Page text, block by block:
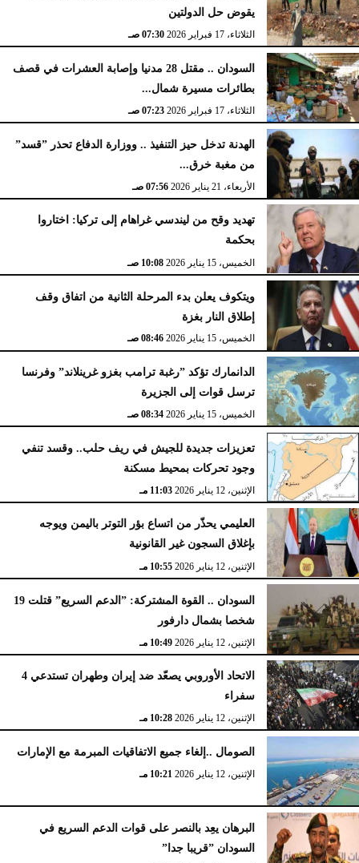
يقوض حل الدولتين
الثلاثاء، 17 فبراير 2026 07:30 صـ
السودان .. مقتل 28 مدنيا وإصابة العشرات في قصف
بطائرات مسيرة شمال...
الثلاثاء، 17 فبراير 2026 07:23 صـ
الهدنة تدخل حيز التنفيذ .. ووزارة الدفاع تحذر ”قسد”
من مغبة خرق...
الأربعاء، 21 يناير 2026 07:56 صـ
تهديد وقح من ليندسي غراهام إلى تركيا: اختاروا
بحكمة
الخميس، 15 يناير 2026 10:08 صـ
ويتكوف يعلن بدء المرحلة الثانية من اتفاق وقف
إطلاق النار بغزة
الخميس، 15 يناير 2026 08:46 صـ
الدانمارك تؤكد ”رغبة ترامب بغزو غرينلاند” وفرنسا
ترسل قوات إلى الجزيرة
الخميس، 15 يناير 2026 08:34 صـ
تعزيزات جديدة للجيش في ريف حلب.. وقسد تنفي
وجود تحركات بمحيط مسكنة
الإثنين، 12 يناير 2026 11:03 مـ
العليمي يحذّر من اتساع بؤر التوتر باليمن ويوجه
بإغلاق السجون غير القانونية
الإثنين، 12 يناير 2026 10:55 مـ
السودان .. القوة المشتركة: ”الدعم السريع” قتلت 19
شخصا بشمال دارفور
الإثنين، 12 يناير 2026 10:49 مـ
الاتحاد الأوروبي يصعّد ضد إيران وطهران تستدعي 4
سفراء
الإثنين، 12 يناير 2026 10:28 مـ
الصومال ..إلغاء جميع الاتفاقيات المبرمة مع الإمارات
الإثنين، 12 يناير 2026 10:21 مـ
البرهان يعِد بالنصر على قوات الدعم السريع في
السودان ”قريبا جدا”